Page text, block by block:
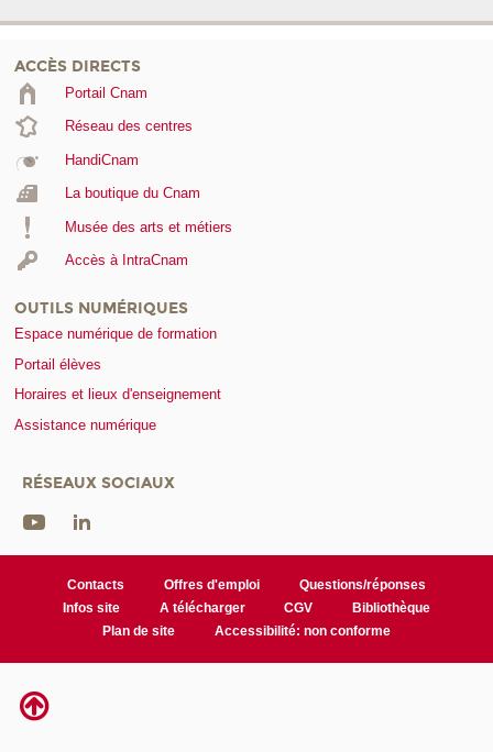
ACCÈS DIRECTS
Portail Cnam
Réseau des centres
HandiCnam
La boutique du Cnam
Musée des arts et métiers
Accès à IntraCnam
OUTILS NUMÉRIQUES
Espace numérique de formation
Portail élèves
Horaires et lieux d'enseignement
Assistance numérique
RÉSEAUX SOCIAUX
Contacts Offres d'emploi
Questions/réponses
Infos site
A télécharger CGV
Bibliothèque
Plan de site
Accessibilité: non conforme